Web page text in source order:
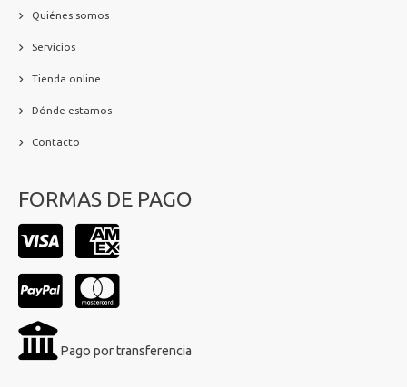
Quiénes somos
Servicios
Tienda online
Dónde estamos
Contacto
FORMAS DE PAGO
Pago por transferencia